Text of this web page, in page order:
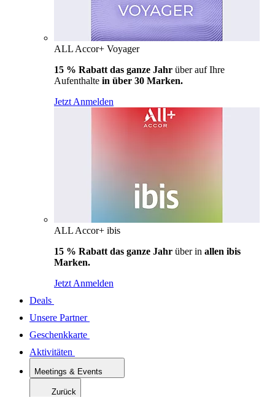
ALL Accor+ Voyager
15 % Rabatt das ganze Jahr über auf Ihre
Aufenthalte in über 30 Marken.
Jetzt Anmelden
ALL Accor+ ibis
15 % Rabatt das ganze Jahr über in allen ibis
Marken.
Jetzt Anmelden
Deals
Unsere Partner
Geschenkkarte
Aktivitäten
Meetings & Events
Zurück